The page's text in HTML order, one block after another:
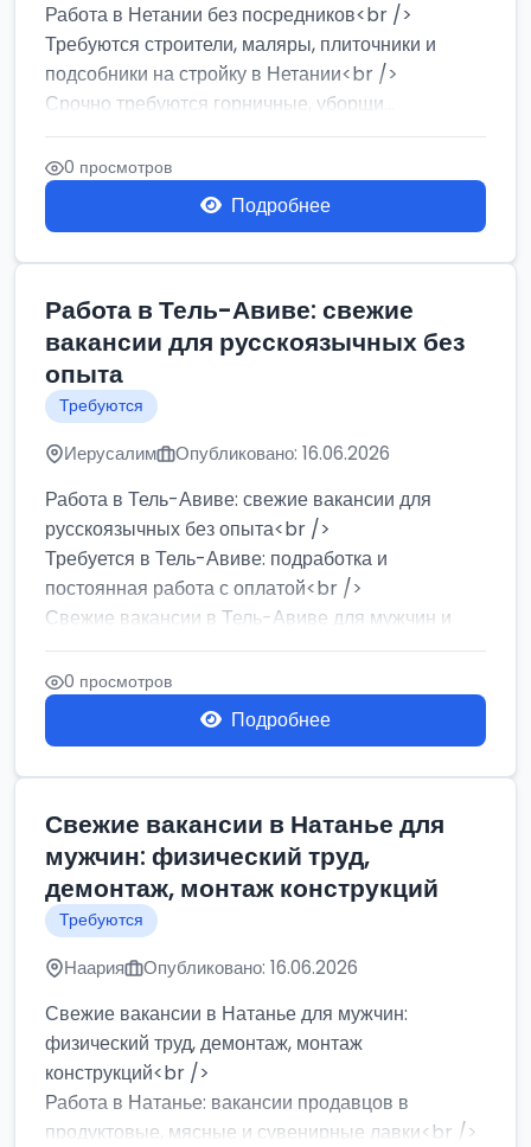
Работа в Нетании без посредников<br />
Требуются строители, маляры, плиточники и
подсобники на стройку в Нетании<br />
Срочно требуются горничные, уборщи...
0 просмотров
Подробнее
Работа в Тель-Авиве: свежие
вакансии для русскоязычных без
опыта
Требуются
Иерусалим Опубликовано: 16.06.2026
Работа в Тель-Авиве: свежие вакансии для
русскоязычных без опыта<br />
Требуется в Тель-Авиве: подработка и
постоянная работа с оплатой<br />
Свежие вакансии в Тель-Авиве для мужчин и
женщин от хозя...
0 просмотров
Подробнее
Свежие вакансии в Натанье для
мужчин: физический труд,
демонтаж, монтаж конструкций
Требуются
Наария Опубликовано: 16.06.2026
Свежие вакансии в Натанье для мужчин:
физический труд, демонтаж, монтаж
конструкций<br />
Работа в Натанье: вакансии продавцов в
продуктовые, мясные и сувенирные лавки<br />